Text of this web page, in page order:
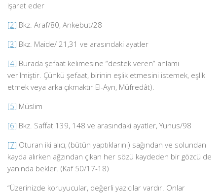
işaret eder
[2] Bkz. Araf/80, Ankebut/28
[3] Bkz. Maide/ 21,31 ve arasındaki ayatler
[4] Burada şefaat kelimesine “destek veren” anlamı
verilmiştir. Çünkü şefaat, birinin eşlik etmesini istemek, eşlik
etmek veya arka çıkmaktır El-Ayn, Müfredât).
[5] Müslim
[6] Bkz. Saffat 139, 148 ve arasındaki ayatler, Yunus/98
[7] Oturan iki alıcı, (bütün yaptıklarını) sağından ve solundan
kayda alırken ağzından çıkan her sözü kaydeden bir gözcü de
yanında bekler. (Kaf 50/17-18)
“Üzerinizde koruyucular, değerli yazıcılar vardır. Onlar